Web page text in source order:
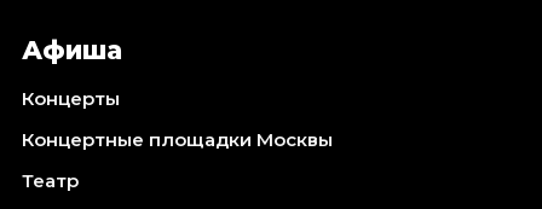
Афиша
Концерты
Концертные площадки Москвы
Театр